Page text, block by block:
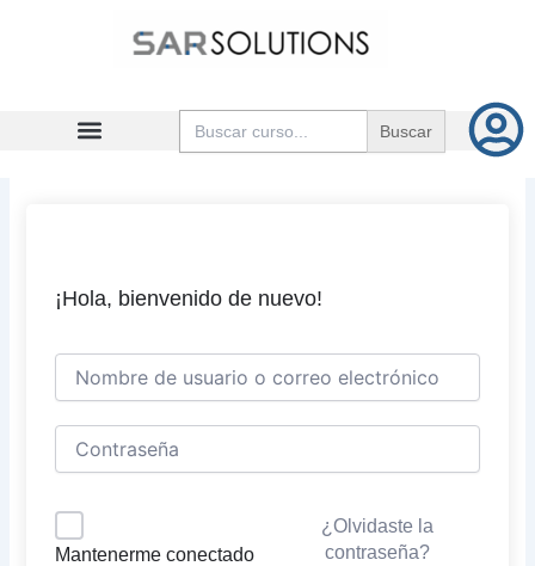
Buscar:
¡Hola, bienvenido de nuevo!
Mantenerme conectado
¿Olvidaste la
contraseña?